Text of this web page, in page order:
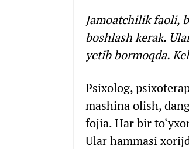
Jamoatchilik faoli,
boshlash kerak.
yetib bormoqda.
Psixolog,
mashina olish,
fojia. Har bir
Ular hammasi